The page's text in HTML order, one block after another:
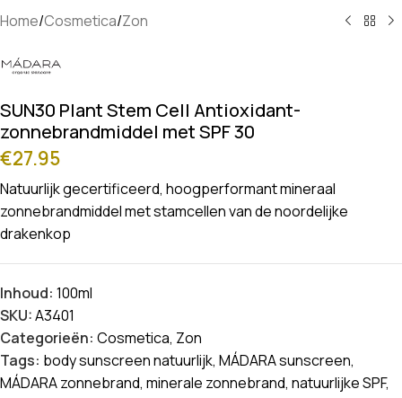
Home/Cosmetica/Zon
SUN30 Plant Stem Cell Antioxidant-
zonnebrandmiddel met SPF 30
€27.95
Natuurlijk gecertificeerd, hoogperformant mineraal
zonnebrandmiddel met stamcellen van de noordelijke
drakenkop
Inhoud: 100ml
SKU:A3401
Categorieën: Cosmetica, Zon
Tags: body sunscreen natuurlijk, MÁDARA sunscreen,
MÁDARA zonnebrand, minerale zonnebrand, natuurlijke SPF,